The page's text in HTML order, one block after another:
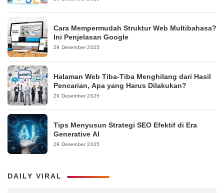
Cara Mempermudah Struktur Web Multibahasa?
Ini Penjelasan Google
29 Desember 2025
Halaman Web Tiba-Tiba Menghilang dari Hasil
Pencarian, Apa yang Harus Dilakukan?
29 Desember 2025
Tips Menyusun Strategi SEO Efektif di Era
Generative AI
29 Desember 2025
DAILY VIRAL